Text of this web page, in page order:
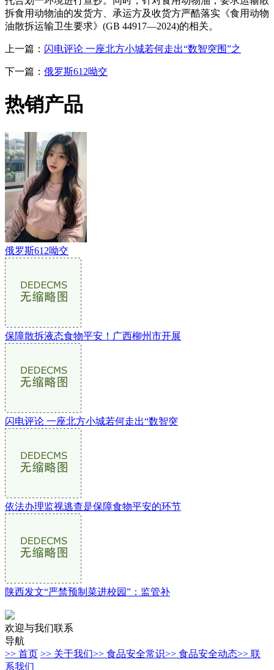
拆食用动物油的发货方、承运方及收货方严酷落实《食用动物
油散拆运输卫生要求》(GB 44917—2024)的相关。
上一篇： 闪电评论 一座北方小城若何走出“数智突围”之
下一篇： 俄罗斯612呦交
热销产品
俄罗斯612呦交
保障散拆液态食物平安！广西柳州市开展
闪电评论 一座北方小城若何走出“数智突
依法办理监视逃查是保障食物平安的环节
陕西发文“严禁预制菜进校园”：监管补
欢迎与我们联系
导航
>> 首页 >> 关于我们>> 食品安全常识>> 食品安全动态>> 联
系我们